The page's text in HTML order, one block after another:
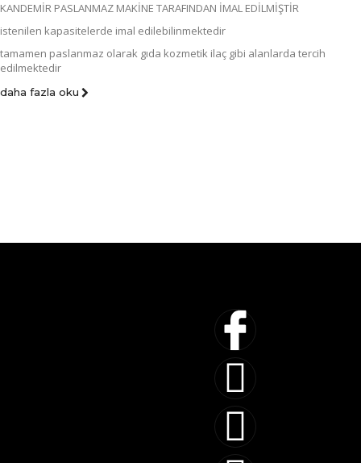
KANDEMİR PASLANMAZ MAKİNE TARAFINDAN İMAL EDİLMİŞTİR
istenilen kapasitelerde imal edilebilinmektedir
tamamen paslanmaz olarak gıda kozmetik ilaç gibi alanlarda tercih
edilmektedir
daha fazla oku